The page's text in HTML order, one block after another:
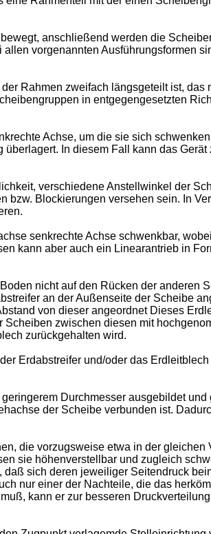
anschließend werden die
vorgenannten Ausführungsformen
Rahmen zweifach längsgeteilt ist, das
in entgegengesetzten
Achse, um die sie sich
In diesem Fall kann das Gerät
verschiedene Anstellwinkel der
bzw. Blockierungen versehen sein. In
senkrechte Achse schwenkbar, wobei
kann aber auch ein Linearantrieb in
nicht auf den Rücken der anderen
an der Außenseite der Scheibe
von dieser angeordnet Dieses
zwischen diesen mit
zurückgehalten wird.
Erdabstreifer und/oder das
Durchmesser ausgebildet
der Scheibe verbunden ist.
die vorzugsweise etwa in der gleichen
sie höhenverstellbar und zugleich
sich deren jeweiliger Seitendruck
nur einer der Nachteile, die das
kann er zur besseren